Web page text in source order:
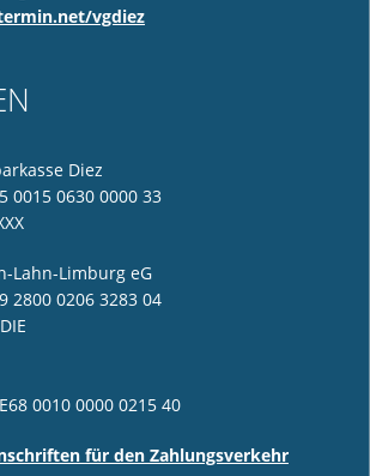
vgdiez
Diez
0015 0630 0000 33
Lahn-Limburg eG
2800 0206 3283 04
0010 0000 0215 40
für den Zahlungsverkehr